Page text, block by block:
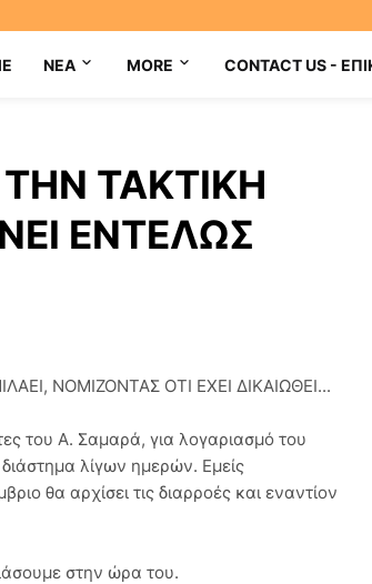
NEA MORE CONTACT US -
ΤΑΚΤΙΚΗ
ΕΝΤΕΛΩΣ
ΝΟΜΙΖΟΝΤΑΣ ΟΤΙ ΕΧΕΙ ΔΙΚΑΙΩΘΕΙ...
του Α. Σαμαρά, για λογαριασμό του
λίγων ημερών. Εμείς
θα αρχίσει τις διαρροές και εναντίον
στην ώρα του.